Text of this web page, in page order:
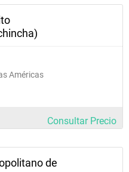
Américas
Consultar Precio
de